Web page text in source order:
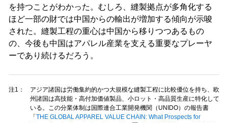
を持つことがわかった。むしろ、縫製拠点が多角化する
ほど一部の財では中国からの輸出が増加する傾向が示唆
された。縫製工程の重心は中国から移りつつあるもの
の、今後も中国はアパレル産業を支える重要なプレーヤ
ーであり続けるだろう。
注1：
アジア諸国は労働集約的かつ大規模な縫製工程に比較優位を持ち、欧
州諸国は高技能・高付加価値製品、小ロット・高品質生産に特化して
いる。この分業体制は国際連合工業開発機関（UNIDO）の報告書
「 THE GLOBAL APPAREL VALUE CHAIN: What Prospects for